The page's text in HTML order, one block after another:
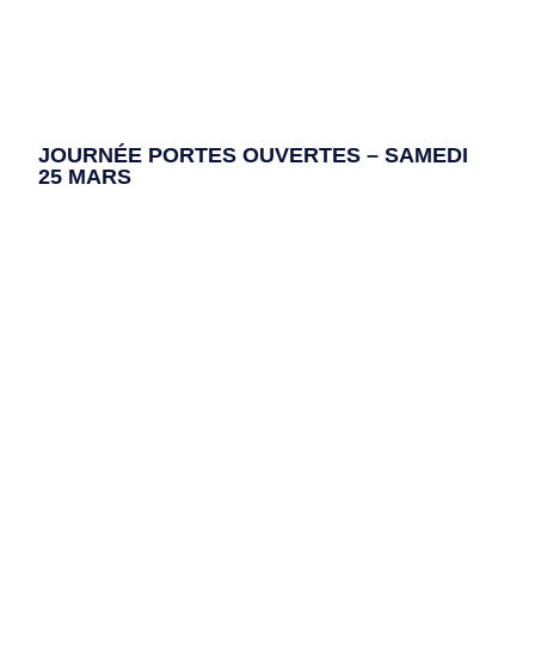
JOURNÉE PORTES OUVERTES – SAMEDI
25 MARS